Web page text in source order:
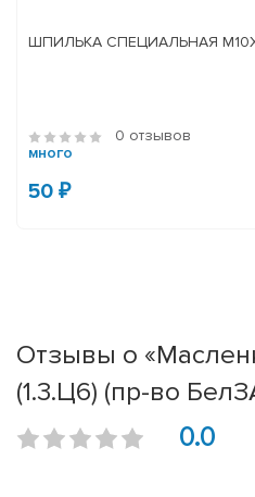
ШПИЛЬКА СПЕЦИАЛЬНАЯ
0 отзывов
много
50 ₽
Отзывы о
(1.3.Ц6) (пр-во
0.0